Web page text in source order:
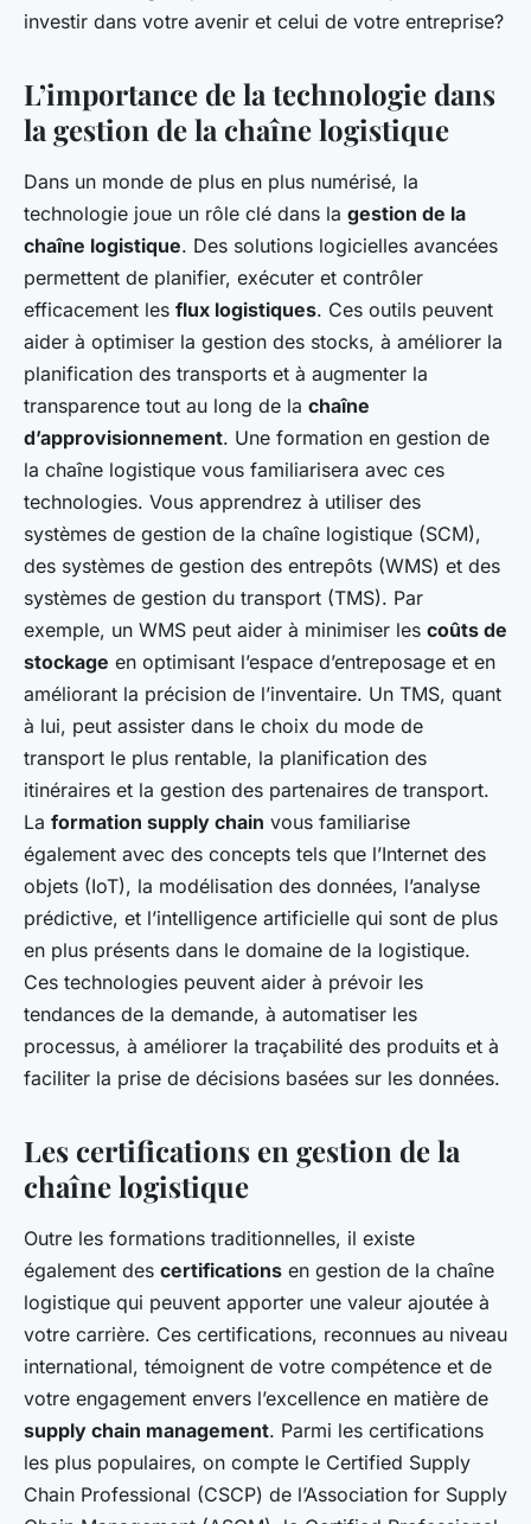
investir dans votre avenir et celui de votre entreprise?
L’importance de la technologie dans
la gestion de la chaîne logistique
Dans un monde de plus en plus numérisé, la
technologie joue un rôle clé dans la gestion de la
chaîne logistique. Des solutions logicielles avancées
permettent de planifier, exécuter et contrôler
efficacement les flux logistiques. Ces outils peuvent
aider à optimiser la gestion des stocks, à améliorer la
planification des transports et à augmenter la
transparence tout au long de la chaîne
d’approvisionnement. Une formation en gestion de
la chaîne logistique vous familiarisera avec ces
technologies. Vous apprendrez à utiliser des
systèmes de gestion de la chaîne logistique (SCM),
des systèmes de gestion des entrepôts (WMS) et des
systèmes de gestion du transport (TMS). Par
exemple, un WMS peut aider à minimiser les coûts de
stockage en optimisant l’espace d’entreposage et en
améliorant la précision de l’inventaire. Un TMS, quant
à lui, peut assister dans le choix du mode de
transport le plus rentable, la planification des
itinéraires et la gestion des partenaires de transport.
La formation supply chain vous familiarise
également avec des concepts tels que l’Internet des
objets (IoT), la modélisation des données, l’analyse
prédictive, et l’intelligence artificielle qui sont de plus
en plus présents dans le domaine de la logistique.
Ces technologies peuvent aider à prévoir les
tendances de la demande, à automatiser les
processus, à améliorer la traçabilité des produits et à
faciliter la prise de décisions basées sur les données.
Les certifications en gestion de la
chaîne logistique
Outre les formations traditionnelles, il existe
également des certifications en gestion de la chaîne
logistique qui peuvent apporter une valeur ajoutée à
votre carrière. Ces certifications, reconnues au niveau
international, témoignent de votre compétence et de
votre engagement envers l’excellence en matière de
supply chain management. Parmi les certifications
les plus populaires, on compte le Certified Supply
Chain Professional (CSCP) de l’Association for Supply